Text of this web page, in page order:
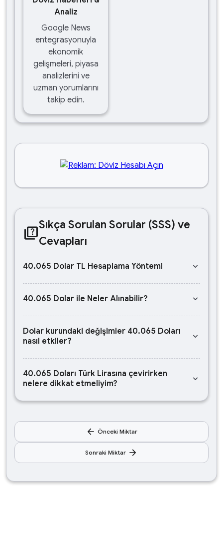
Analiz
Google News
entegrasyonuyla
ekonomik
gelişmeleri, piyasa
analizlerini ve
uzman yorumlarını
takip edin.
quizSıkça Sorulan Sorular (SSS) ve
Cevapları
40.065 Dolar TL Hesaplama Yöntemi keyboard_arrow_down
40.065 Dolar ile Neler Alınabilir? keyboard_arrow_down
Dolar kurundaki değişimler 40.065 Doları
nasıl etkiler?
keyboard_arrow_down
40.065 Doları Türk Lirasına çevirirken
nelere dikkat etmeliyim?
keyboard_arrow_down
arrow_back Önceki Miktar
Sonraki Miktar arrow_forward